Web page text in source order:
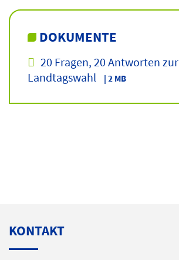
DOKUMENTE
20 Fragen, 20 Antworten zur
Landtagswahl
| 2 MB
KONTAKT